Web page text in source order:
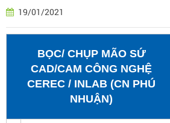
19/01/2021
BỌC/ CHỤP MÃO SỨ
CAD/CAM CÔNG NGHỆ
CEREC / INLAB (CN PHÚ
NHUẬN)